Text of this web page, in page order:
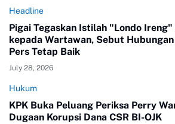
Headline
Pigai Tegaskan Istilah "Londo
kepada Wartawan, Sebut
Pers Tetap Baik
July 28, 2026
Hukum
KPK Buka Peluang Periksa Perry
Dugaan Korupsi Dana CSR BI-OJK